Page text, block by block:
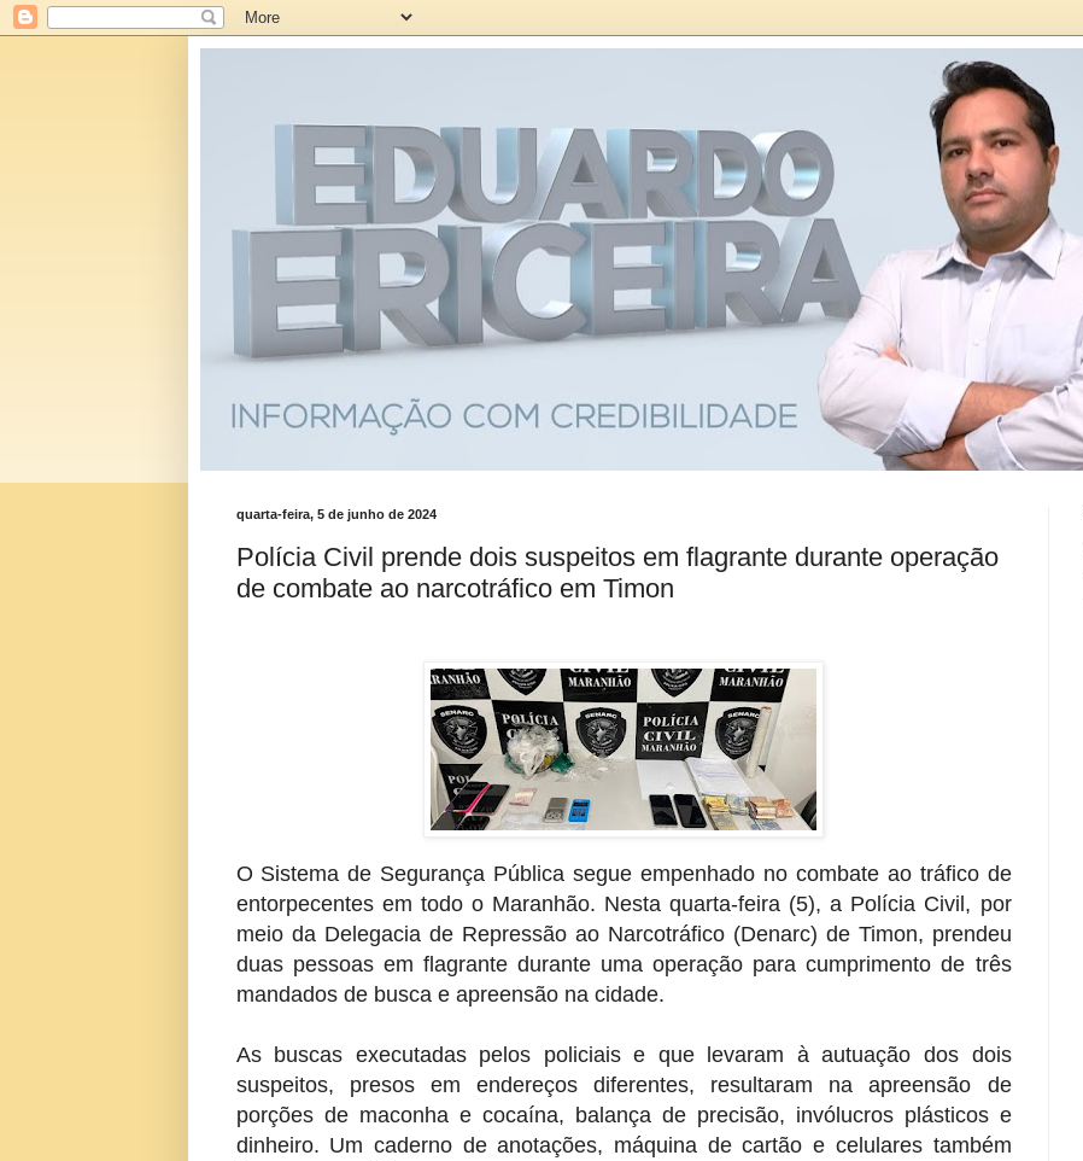
quarta-feira, 5 de junho de 2024
Polícia Civil prende dois suspeitos em flagrante durante operação
de combate ao narcotráfico em Timon
O Sistema de Segurança Pública segue empenhado no combate ao tráfico de
entorpecentes em todo o Maranhão. Nesta quarta-feira (5), a Polícia Civil, por
meio da Delegacia de Repressão ao Narcotráfico (Denarc) de Timon, prendeu
duas pessoas em flagrante durante uma operação para cumprimento de três
mandados de busca e apreensão na cidade.
As buscas executadas pelos policiais e que levaram à autuação dos dois
suspeitos, presos em endereços diferentes, resultaram na apreensão de
porções de maconha e cocaína, balança de precisão, invólucros plásticos e
dinheiro. Um caderno de anotações, máquina de cartão e celulares também